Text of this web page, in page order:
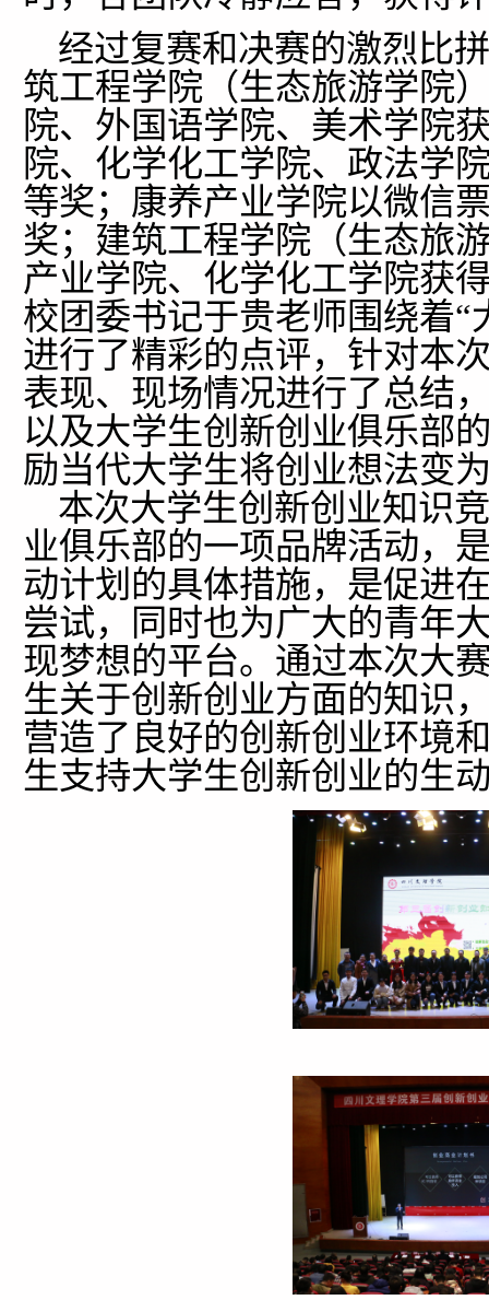
经过复赛和决赛的激烈比
筑工程学院（生态旅游学院
院、外国语学院、美术学院
院、化学化工学院、政法学
等奖；康养产业学院以微信
奖；建筑工程学院（生态旅
产业学院、化学化工学院获
校团委书记于贵老师围绕着
进行了精彩的点评，针对本
表现、现场情况进行了总结
以及大学生创新创业俱乐部
励当代大学生将创业想法变
本次大学生创新创业知识
业俱乐部的一项品牌活动，
动计划的具体措施，是促进
尝试，同时也为广大的青年
现梦想的平台。通过本次大
生关于创新创业方面的知识
营造了良好的创新创业环境
生支持大学生创新创业的生